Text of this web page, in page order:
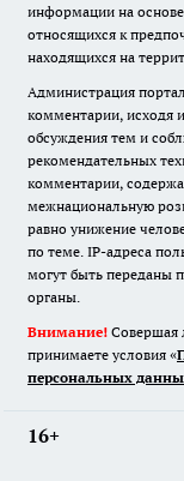
информации на основе
относящихся к
находящихся на
Администрация
комментарии, исходя
обсуждения тем и
рекомендательных
комментарии,
межнациональную
равно унижение
по теме. IP-адреса
могут быть переданы
органы.
Внимание! Совершая
принимаете условия «
персональных
16+